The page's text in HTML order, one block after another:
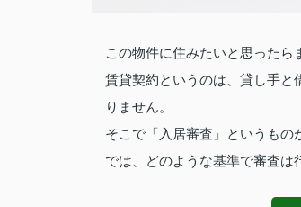
この物件に住みたいと思ったら
賃貸契約というのは、貸し手と
りません。
そこで「入居審査」というもの
では、どのような基準で審査は